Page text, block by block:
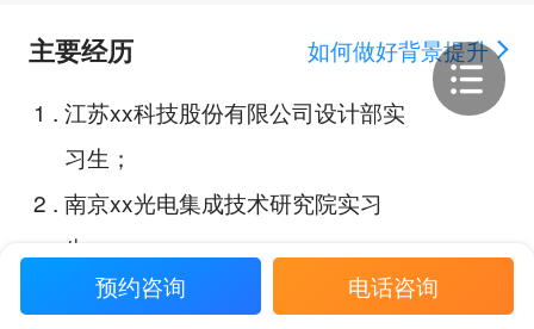
主要经历
如何做好背景提升
1 . 江苏xx科技股份有限公司设计部实
习生；
2 . 南京xx光电集成技术研究院实习
生；
南京工业大学高分子材料实验实践
预约咨询 电话咨询